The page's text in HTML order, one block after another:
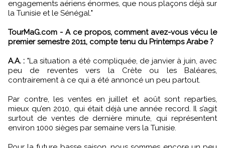
engagements aériens énormes, que nous plaçons déjà sur
la Tunisie et le Sénégal."
TourMaG.com - A ce propos, comment avez-vous vécu le
premier semestre 2011, compte tenu du Printemps Arabe ?
A.A. : "La situation a été compliquée, de janvier à juin, avec
peu de reventes vers la Crète ou les Baléares,
contrairement à ce qui a été annoncé un peu partout.
Par contre, les ventes en juillet et août sont reparties,
mieux qu’en 2010, qui était déjà une année record. Il s’agit
surtout de ventes de dernière minute, qui représentent
environ 1000 sièges par semaine vers la Tunisie.